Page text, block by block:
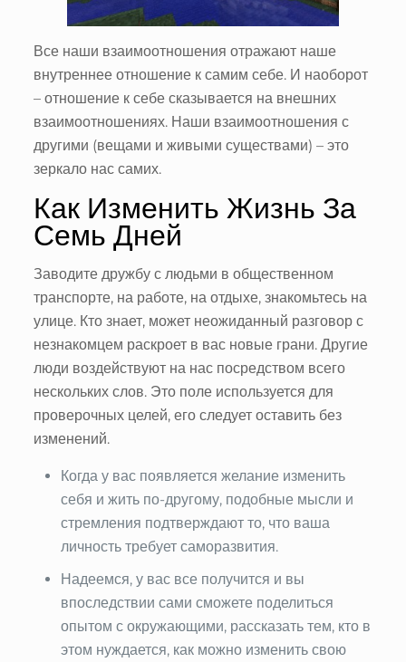
Все наши взаимоотношения отражают наше
внутреннее отношение к самим себе. И наоборот
– отношение к себе сказывается на внешних
взаимоотношениях. Наши взаимоотношения с
другими (вещами и живыми существами) – это
зеркало нас самих.
Как Изменить Жизнь За
Семь Дней
Заводите дружбу с людьми в общественном
транспорте, на работе, на отдыхе, знакомьтесь на
улице. Кто знает, может неожиданный разговор с
незнакомцем раскроет в вас новые грани. Другие
люди воздействуют на нас посредством всего
нескольких слов. Это поле используется для
проверочных целей, его следует оставить без
изменений.
Когда у вас появляется желание изменить
себя и жить по-другому, подобные мысли и
стремления подтверждают то, что ваша
личность требует саморазвития.
Надеемся, у вас все получится и вы
впоследствии сами сможете поделиться
опытом с окружающими, рассказать тем, кто в
этом нуждается, как можно изменить свою